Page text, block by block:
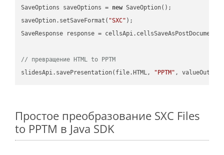
SaveOptions saveOptions = new SaveOption();
saveOption.setSaveFormat( "SXC" );
SaveResponse response =
// превращение HTML to PPTM
slidesApi.savePresentation(file.HTML,
"PPTM"
Простое преобразование SXC Files
to PPTM в Java SDK